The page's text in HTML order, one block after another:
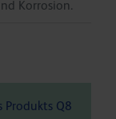
Korrosion.
Produkts Q8